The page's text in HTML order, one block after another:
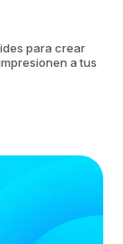
para crear
a tus